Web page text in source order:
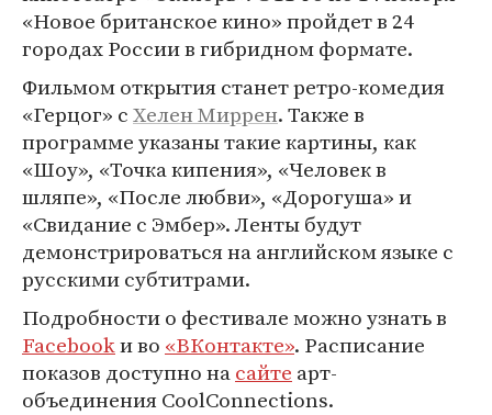
«Новое британское кино» пройдет в 24
городах России в гибридном формате.
Фильмом открытия станет ретро-комедия
«Герцог» сХелен Миррен. Также в
программе указаны такие картины, как
«Шоу», «Точка кипения», «Человек в
шляпе», «После любви», «Дорогуша» и
«Свидание с Эмбер». Ленты будут
демонстрироваться на английском языке с
русскими субтитрами.
Подробности о фестивале можно узнать в
Facebookи во «ВКонтакте». Расписание
показов доступно насайте арт-
объединения CoolConnections.